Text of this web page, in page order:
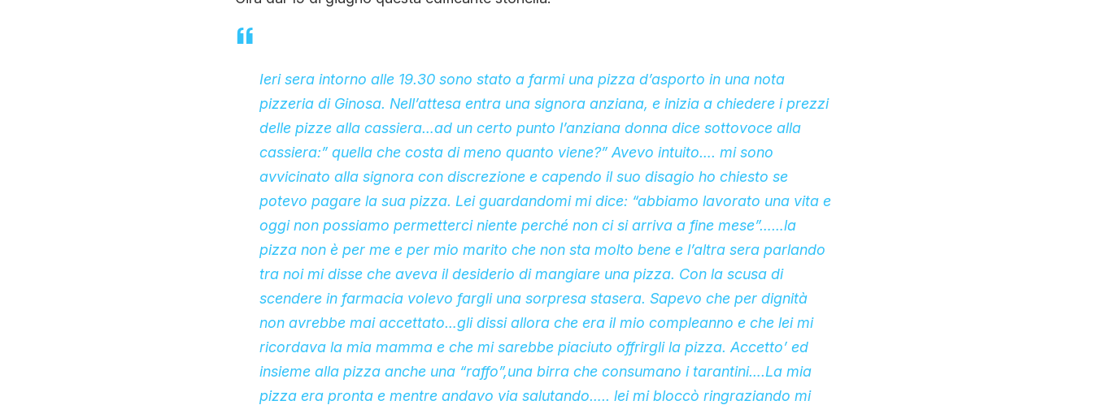
CHI SIAMO
Ieri sera intorno alle 19.30 sono stato a farmi una pizza d’asporto in una nota
pizzeria di Ginosa. Nell’attesa entra una signora anziana, e inizia a chiedere i prezzi
delle pizze alla cassiera…ad un certo punto l’anziana donna dice sottovoce alla
cassiera:” quella che costa di meno quanto viene?” Avevo intuito…. mi sono
avvicinato alla signora con discrezione e capendo il suo disagio ho chiesto se
potevo pagare la sua pizza. Lei guardandomi mi dice: “abbiamo lavorato una vita e
oggi non possiamo permetterci niente perché non ci si arriva a fine mese”……la
pizza non è per me e per mio marito che non sta molto bene e l’altra sera parlando
tra noi mi disse che aveva il desiderio di mangiare una pizza. Con la scusa di
scendere in farmacia volevo fargli una sorpresa stasera. Sapevo che per dignità
non avrebbe mai accettato…gli dissi allora che era il mio compleanno e che lei mi
ricordava la mia mamma e che mi sarebbe piaciuto offrirgli la pizza. Accetto’ ed
insieme alla pizza anche una “raffo”,una birra che consumano i tarantini….La mia
pizza era pronta e mentre andavo via salutando….. lei mi bloccò ringraziando mi